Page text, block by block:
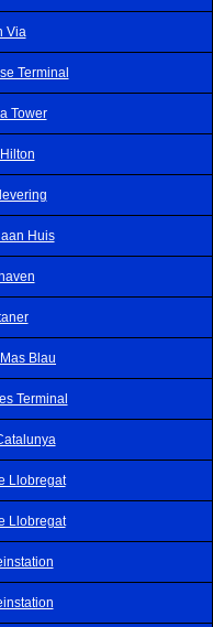
Via
Terminal
Tower
Huis
Blau
Terminal
Llobregat
Llobregat